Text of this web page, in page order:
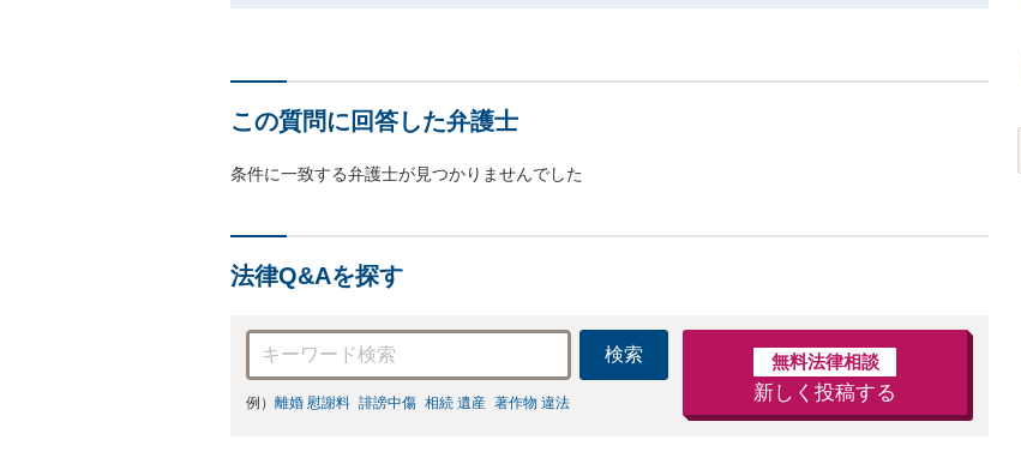
この質問に回答した弁護士
条件に一致する弁護士が見つかりませんでした
法律Q&Aを探す
検索
例） 離婚 慰謝料 誹謗中傷 相続 遺産 著作物 違法
無料法律相談
新しく投稿する